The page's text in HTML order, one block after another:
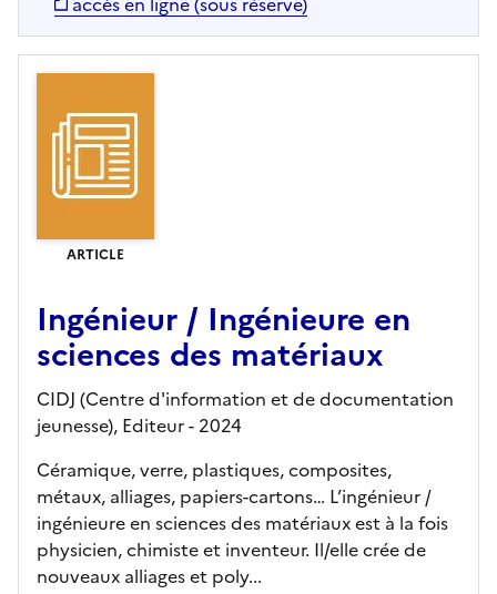
ARTICLE
Ingénieur / Ingénieure en
sciences des matériaux
CIDJ (Centre d'information et de documentation
jeunesse), Editeur- 2024
Céramique, verre, plastiques, composites,
métaux, alliages, papiers-cartons… L’ingénieur /
ingénieure en sciences des matériaux est à la fois
physicien, chimiste et inventeur. Il/elle crée de
nouveaux alliages et poly...